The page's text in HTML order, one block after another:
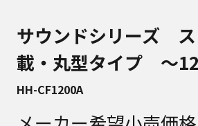
サウンドシリーズ
載・丸型タイプ 〜
HH-CF1200A